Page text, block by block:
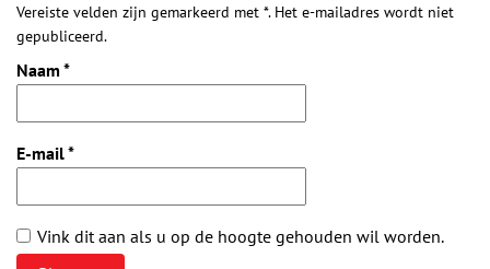
Vereiste velden zijn gemarkeerd met *. Het e-mailadres wordt niet
gepubliceerd.
Naam *
E-mail*
Vink dit aan als u op de hoogte gehouden wil worden.